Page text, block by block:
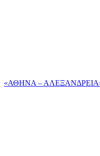
«ΑΘΗΝΑ – ΑΛΕΞΑΝΔΡΕΙΑ».